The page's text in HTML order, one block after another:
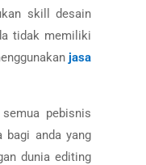
skill desain
tidak memiliki
jasa
pebisnis
bagi anda yang
dunia editing